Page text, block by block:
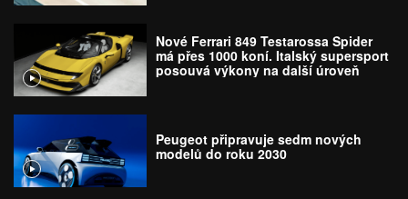
Nové Ferrari 849 Testarossa Spider
má přes 1000 koní. Italský supersport
posouvá výkony na další úroveň
Peugeot připravuje sedm nových
modelů do roku 2030